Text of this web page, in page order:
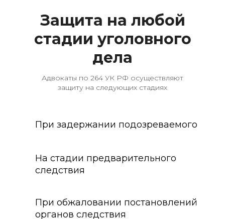
Защита на любой
стадии уголовного
дела
Адвокаты по 264 УК РФ осуществляют
защиту на следующих стадиях
При задержании подозреваемого
На стадии предварительного
следствия
При обжаловании постановлений
органов следствия